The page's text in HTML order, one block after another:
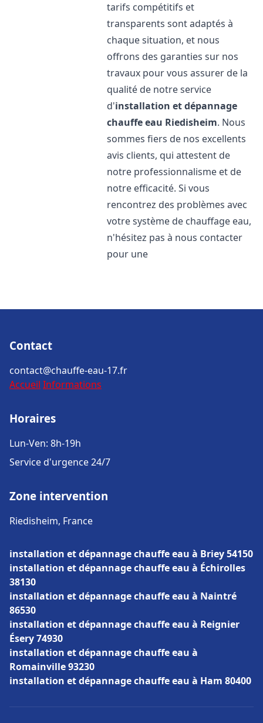
tarifs compétitifs et
transparents sont adaptés à
chaque situation, et nous
offrons des garanties sur nos
travaux pour vous assurer de la
qualité de notre service
d'installation et dépannage
chauffe eau Riedisheim. Nous
sommes fiers de nos excellents
avis clients, qui attestent de
notre professionnalisme et de
notre efficacité. Si vous
rencontrez des problèmes avec
votre système de chauffage eau,
n'hésitez pas à nous contacter
pour une
Contact
contact@chauffe-eau-17.fr
Accueil Informations
Horaires
Lun-Ven: 8h-19h
Service d'urgence 24/7
Zone intervention
Riedisheim, France
installation et dépannage chauffe eau à Briey 54150
installation et dépannage chauffe eau à Échirolles
38130
installation et dépannage chauffe eau à Naintré
86530
installation et dépannage chauffe eau à Reignier
Ésery 74930
installation et dépannage chauffe eau à
Romainville 93230
installation et dépannage chauffe eau à Ham 80400